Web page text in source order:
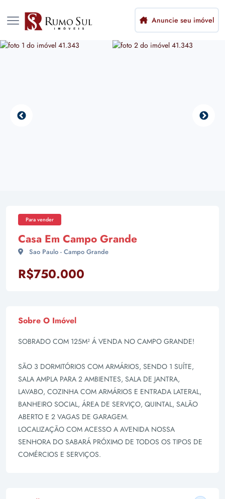
Anuncie seu imóvel
Para vender
Casa Em Campo Grande
Sao Paulo - Campo Grande
R$750.000
Sobre O Imóvel
SOBRADO COM 125M² Á VENDA NO CAMPO GRANDE!
SÃO 3 DORMITÓRIOS COM ARMÁRIOS, SENDO 1 SUÍTE,
SALA AMPLA PARA 2 AMBIENTES, SALA DE JANTRA,
LAVABO, COZINHA COM ARMÁRIOS E ENTRADA LATERAL,
BANHEIRO SOCIAL, ÁREA DE SERVIÇO, QUINTAL, SALÃO
ABERTO E 2 VAGAS DE GARAGEM.
LOCALIZAÇÃO COM ACESSO A AVENIDA NOSSA
SENHORA DO SABARÁ PRÓXIMO DE TODOS OS TIPOS DE
COMÉRCIOS E SERVIÇOS.